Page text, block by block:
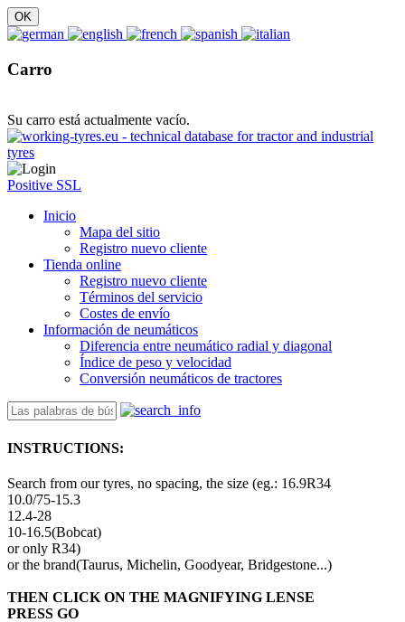
Carro
Su carro está actualmente vacío.
Positive SSL
Inicio
Mapa del sitio
Registro nuevo cliente
Tienda online
Registro nuevo cliente
Términos del servicio
Costes de envío
Información de neumáticos
Diferencia entre neumático radial y diagonal
Índice de peso y velocidad
Conversión neumáticos de tractores
INSTRUCTIONS:
Search from our tyres, no spacing, the size (eg.: 16.9R34
10.0/75-15.3
12.4-28
10-16.5(Bobcat)
or only R34)
or the brand(Taurus, Michelin, Goodyear, Bridgestone...)
THEN CLICK ON THE MAGNIFYING LENSE
PRESS GO